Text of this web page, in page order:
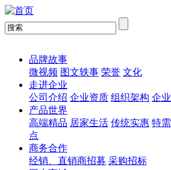
品牌故事
微视频 图文轶事 荣誉 文化
走进企业
公司介绍 企业资质 组织架构 企
产品世界
高端精品 居家生活 传统实惠 特
点
商务合作
经销、直销商招募 采购招标